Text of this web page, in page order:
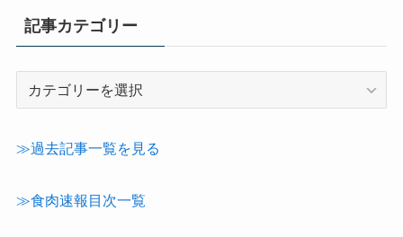
記事カテゴリー
テ
≫過去記事一覧を見る
≫食肉速報目次一覧